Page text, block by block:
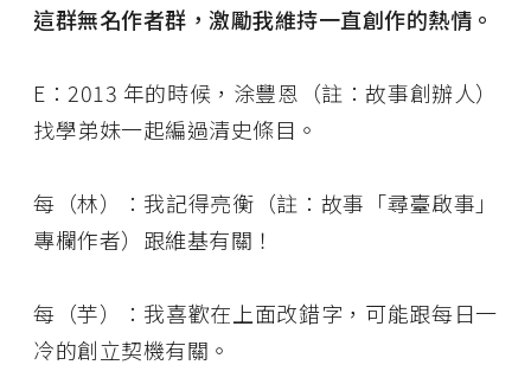
這群無名作者群，激勵我維持一直創作的熱情。
E：2013 年的時候，涂豐恩（註：故事創辦人）
找學弟妹一起編過清史條目。
每（林）：我記得亮衡（註：故事「尋臺啟事」
專欄作者）跟維基有關！
每（芋）：我喜歡在上面改錯字，可能跟每日一
冷的創立契機有關。